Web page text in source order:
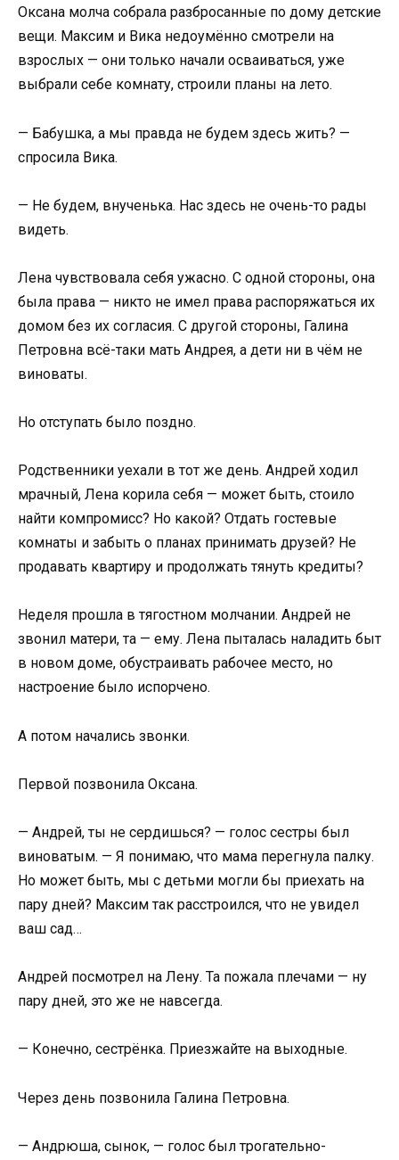
Оксана молча собрала разбросанные по дому детские
вещи. Максим и Вика недоумённо смотрели на
взрослых — они только начали осваиваться, уже
выбрали себе комнату, строили планы на лето.
— Бабушка, а мы правда не будем здесь жить? —
спросила Вика.
— Не будем, внученька. Нас здесь не очень-то рады
видеть.
Лена чувствовала себя ужасно. С одной стороны, она
была права — никто не имел права распоряжаться их
домом без их согласия. С другой стороны, Галина
Петровна всё-таки мать Андрея, а дети ни в чём не
виноваты.
Но отступать было поздно.
Родственники уехали в тот же день. Андрей ходил
мрачный, Лена корила себя — может быть, стоило
найти компромисс? Но какой? Отдать гостевые
комнаты и забыть о планах принимать друзей? Не
продавать квартиру и продолжать тянуть кредиты?
Неделя прошла в тягостном молчании. Андрей не
звонил матери, та — ему. Лена пыталась наладить быт
в новом доме, обустраивать рабочее место, но
настроение было испорчено.
А потом начались звонки.
Первой позвонила Оксана.
— Андрей, ты не сердишься? — голос сестры был
виноватым. — Я понимаю, что мама перегнула палку.
Но может быть, мы с детьми могли бы приехать на
пару дней? Максим так расстроился, что не увидел
ваш сад…
Андрей посмотрел на Лену. Та пожала плечами — ну
пару дней, это же не навсегда.
— Конечно, сестрёнка. Приезжайте на выходные.
Через день позвонила Галина Петровна.
— Андрюша, сынок, — голос был трогательно-